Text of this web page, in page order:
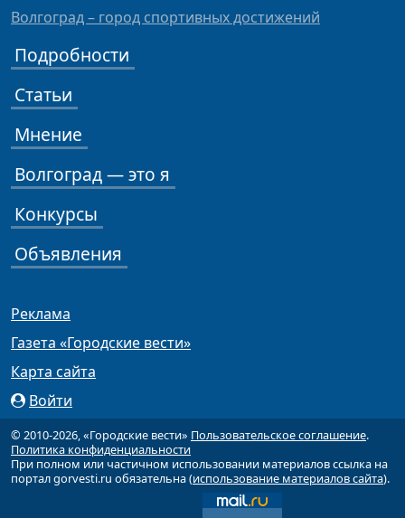
Волгоград – город спортивных достижений
Подробности
Статьи
Мнение
Волгоград — это я
Конкурсы
Объявления
Реклама
Газета «Городские вести»
Карта сайта
Войти
© 2010-2026, «Городские вести» Пользовательское соглашение.
Политика конфиденциальности
При полном или частичном использовании материалов ссылка на
портал gorvesti.ru обязательна (использование материалов сайта).